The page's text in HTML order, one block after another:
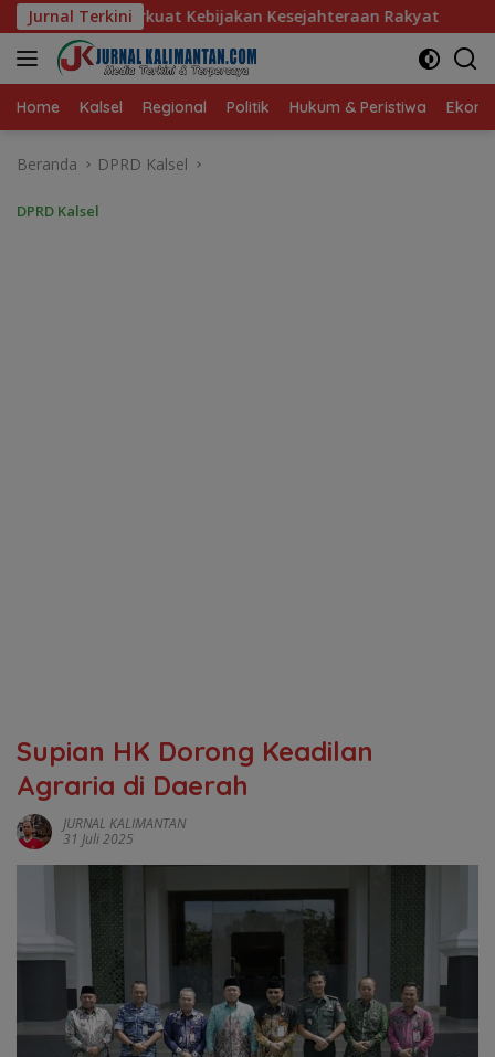
Langsung
ke
konten
Jurnal Terkini
Kesejahteraan Rakyat Baru 10 Persen, Aktivasi
Home Kalsel Regional Politik Hukum & Peristiwa
Beranda DPRD Kalsel
DPRD Kalsel
Supian HK Dorong Keadilan
Agraria di Daerah
JURNAL KALIMANTAN
31 Juli 2025